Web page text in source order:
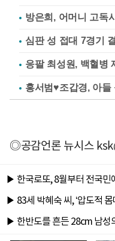
방은희, 어머니 고독
심판 성 접대 7경기
응팔 최성원, 백혈
홍서범♥조갑경, 아
◎공감언론 뉴시스